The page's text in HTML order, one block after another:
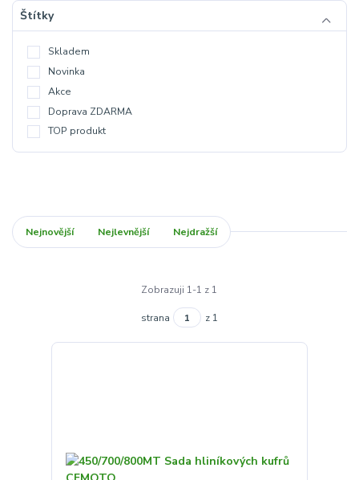
Štítky
Skladem
Novinka
Akce
Doprava ZDARMA
TOP produkt
Nejnovější Nejlevnější Nejdražší
Zobrazuji 1-1 z 1
strana z 1